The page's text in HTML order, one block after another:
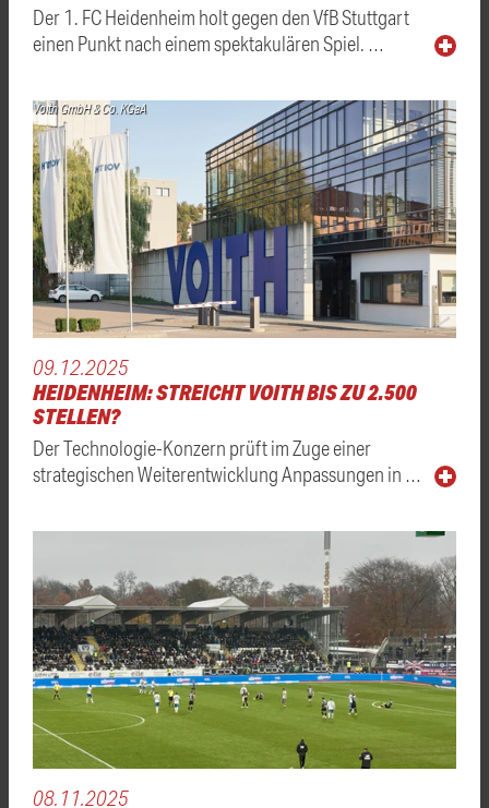
Der 1. FC Heidenheim holt gegen den VfB Stuttgart
einen Punkt nach einem spektakulären Spiel. …
Voith GmbH & Co. KGaA
09.12.2025
HEIDENHEIM: STREICHT VOITH BIS ZU 2.500
STELLEN?
Der Technologie-Konzern prüft im Zuge einer
strategischen Weiterentwicklung Anpassungen in …
08.11.2025